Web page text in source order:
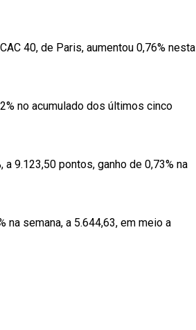
40, de Paris, aumentou 0,76% nesta
no acumulado dos últimos cinco
9.123,50 pontos, ganho de 0,73% na
na semana, a 5.644,63, em meio a